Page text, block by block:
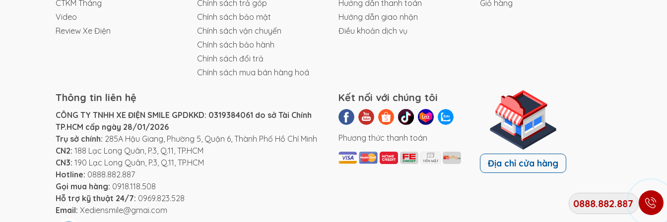
CTKM Tháng
Video
Review Xe Điện
Chính sách trả góp
Chính sách bảo mật
Chính sách vận chuyển
Chính sách bảo hành
Chính sách đổi trả
Chính sách mua bán hàng hoá
Hướng dẫn thanh toán
Hướng dẫn giao nhận
Điều khoản dịch vụ
Giỏ hàng
Thông tin liên hệ
CÔNG TY TNHH XE ĐIỆN SMILE GPDKKD: 0319384061 do sở Tài Chính
TP.HCM cấp ngày 28/01/2026
Trụ sở chính: 285A Hậu Giang, Phường 5, Quận 6, Thành Phố Hồ Chí Minh
CN2: 188 Lạc Long Quân, P.3, Q.11, TP.HCM
CN3: 190 Lạc Long Quân, P.3, Q.11, TP.HCM
Hotline: 0888.882.887
Gọi mua hàng: 0918.118.508
Hỗ trợ kỹ thuật 24/7: 0969.823.528
Email: Xediensmile@gmai.com
Kết nối với chúng tôi
Phương thức thanh toán
Địa chỉ cửa hàng
0888.882.887